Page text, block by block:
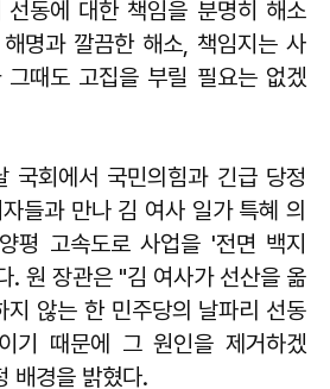
동에 대한 책임을 분명히 해소
명과 깔끔한 해소, 책임지는 사
때도 고집을 부릴 필요는 없겠
국회에서 국민의힘과 긴급 당정
들과 만나 김 여사 일가 특혜 의
평 고속도로 사업을 '전면 백지
. 원 장관은 "김 여사가 선산을 옮
지 않는 한 민주당의 날파리 선동
기 때문에 그 원인을 제거하겠
배경을 밝혔다.